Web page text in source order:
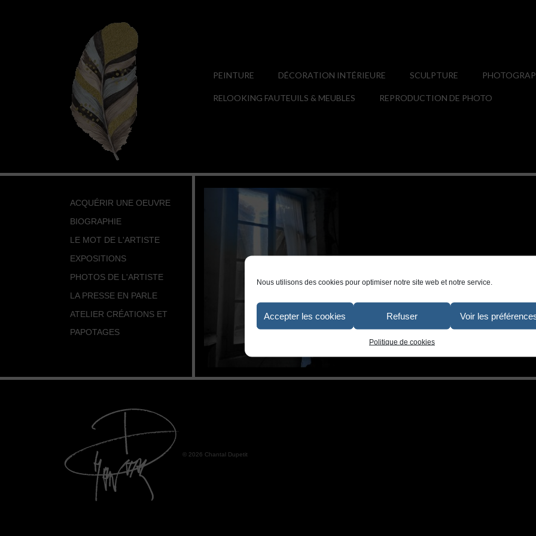
Nous utilisons des cookies pour optimiser notre site web et notre service.
Accepter les cookies Refuser Voir les
Politique de cookies
PEINTURE DÉCORATION INTÉRIEURE SCULPTURE
RELOOKING FAUTEUILS & MEUBLES REPRODUCTION DE PHOTO
ACQUÉRIR UNE OEUVRE
BIOGRAPHIE
LE MOT DE L'ARTISTE
EXPOSITIONS
PHOTOS DE L'ARTISTE
LA PRESSE EN PARLE
ATELIER CRÉATIONS ET
PAPOTAGES
© 2026 Chantal Dupetit